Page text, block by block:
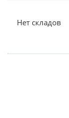
Нет складов